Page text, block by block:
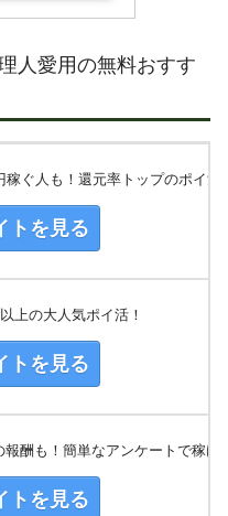
人愛用の無料おすす
稼ぐ人も！還元率トップのポイ活
トを見る
上の大人気ポイ活！
トを見る
報酬も！簡単なアンケートで稼げ
トを見る